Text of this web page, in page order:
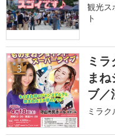
観光ス
ト
3
ミ
ま
ブ／
ミラ